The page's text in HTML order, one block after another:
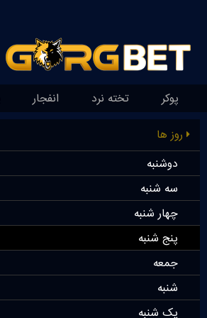
پوکر تخته نرد انفجار
روز ها
دوشنبه
سه شنبه
چهار شنبه
پنج شنبه
جمعه
شنبه
یک شنبه